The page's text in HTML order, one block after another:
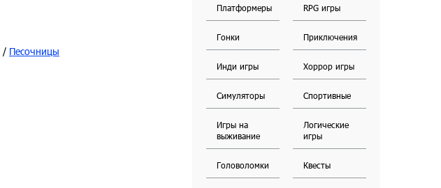
/ Песочницы
Платформеры RPG игры
Гонки Приключения
Инди игры Хоррор игры
Симуляторы Спортивные
Игры на
выживание
Логические
игры
Головоломки Квесты